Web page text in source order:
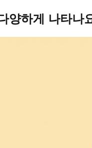
양하게 나타나